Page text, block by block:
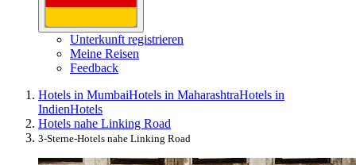
Unterkunft registrieren
Meine Reisen
Feedback
Hotels in MumbaiHotels in MaharashtraHotels in
IndienHotels
Hotels nahe Linking Road
3-Sterne-Hotels nahe Linking Road